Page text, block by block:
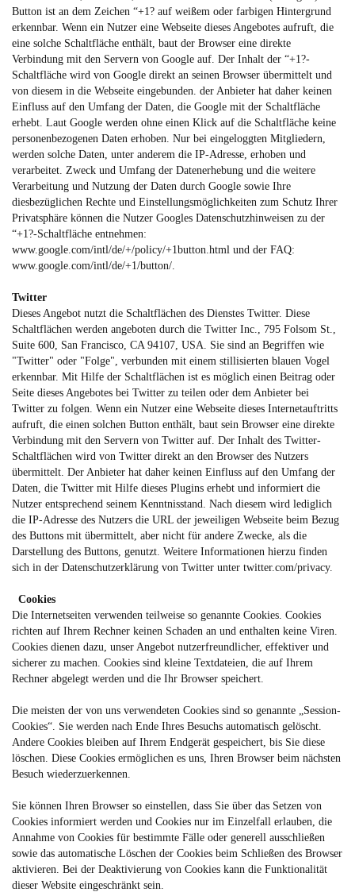
Button ist an dem Zeichen “+1? auf weißem oder farbigen Hintergrund
erkennbar. Wenn ein Nutzer eine Webseite dieses Angebotes aufruft, die
eine solche Schaltfläche enthält, baut der Browser eine direkte
Verbindung mit den Servern von Google auf. Der Inhalt der “+1?-
Schaltfläche wird von Google direkt an seinen Browser übermittelt und
von diesem in die Webseite eingebunden. der Anbieter hat daher keinen
Einfluss auf den Umfang der Daten, die Google mit der Schaltfläche
erhebt. Laut Google werden ohne einen Klick auf die Schaltfläche keine
personenbezogenen Daten erhoben. Nur bei eingeloggten Mitgliedern,
werden solche Daten, unter anderem die IP-Adresse, erhoben und
verarbeitet. Zweck und Umfang der Datenerhebung und die weitere
Verarbeitung und Nutzung der Daten durch Google sowie Ihre
diesbezüglichen Rechte und Einstellungsmöglichkeiten zum Schutz Ihrer
Privatsphäre können die Nutzer Googles Datenschutzhinweisen zu der
“+1?-Schaltfläche entnehmen:
www.google.com/intl/de/+/policy/+1button.html und der FAQ:
www.google.com/intl/de/+1/button/.
Twitter
Dieses Angebot nutzt die Schaltflächen des Dienstes Twitter. Diese
Schaltflächen werden angeboten durch die Twitter Inc., 795 Folsom St.,
Suite 600, San Francisco, CA 94107, USA. Sie sind an Begriffen wie
"Twitter" oder "Folge", verbunden mit einem stillisierten blauen Vogel
erkennbar. Mit Hilfe der Schaltflächen ist es möglich einen Beitrag oder
Seite dieses Angebotes bei Twitter zu teilen oder dem Anbieter bei
Twitter zu folgen. Wenn ein Nutzer eine Webseite dieses Internetauftritts
aufruft, die einen solchen Button enthält, baut sein Browser eine direkte
Verbindung mit den Servern von Twitter auf. Der Inhalt des Twitter-
Schaltflächen wird von Twitter direkt an den Browser des Nutzers
übermittelt. Der Anbieter hat daher keinen Einfluss auf den Umfang der
Daten, die Twitter mit Hilfe dieses Plugins erhebt und informiert die
Nutzer entsprechend seinem Kenntnisstand. Nach diesem wird lediglich
die IP-Adresse des Nutzers die URL der jeweiligen Webseite beim Bezug
des Buttons mit übermittelt, aber nicht für andere Zwecke, als die
Darstellung des Buttons, genutzt. Weitere Informationen hierzu finden
sich in der Datenschutzerklärung von Twitter unter twitter.com/privacy.
Cookies
Die Internetseiten verwenden teilweise so genannte Cookies. Cookies
richten auf Ihrem Rechner keinen Schaden an und enthalten keine Viren.
Cookies dienen dazu, unser Angebot nutzerfreundlicher, effektiver und
sicherer zu machen. Cookies sind kleine Textdateien, die auf Ihrem
Rechner abgelegt werden und die Ihr Browser speichert.
Die meisten der von uns verwendeten Cookies sind so genannte „Session-
Cookies“. Sie werden nach Ende Ihres Besuchs automatisch gelöscht.
Andere Cookies bleiben auf Ihrem Endgerät gespeichert, bis Sie diese
löschen. Diese Cookies ermöglichen es uns, Ihren Browser beim nächsten
Besuch wiederzuerkennen.
Sie können Ihren Browser so einstellen, dass Sie über das Setzen von
Cookies informiert werden und Cookies nur im Einzelfall erlauben, die
Annahme von Cookies für bestimmte Fälle oder generell ausschließen
sowie das automatische Löschen der Cookies beim Schließen des Browser
aktivieren. Bei der Deaktivierung von Cookies kann die Funktionalität
dieser Website eingeschränkt sein.